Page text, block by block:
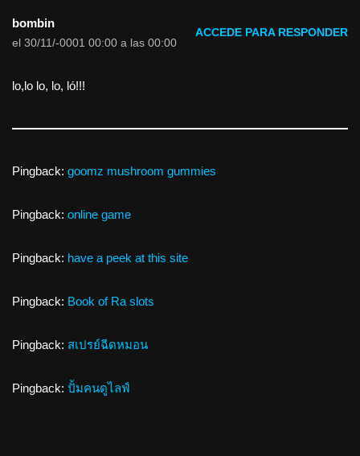
bombin
el 30/11/-0001 00:00 a las 00:00
ACCEDE PARA RESPONDER
lo,lo lo, lo, ló!!!
Pingback: goomz mushroom gummies
Pingback: online game
Pingback: have a peek at this site
Pingback: Book of Ra slots
Pingback: สเปรย์ฉีดหมอน
Pingback: ปั้มคนดูไลฟ์